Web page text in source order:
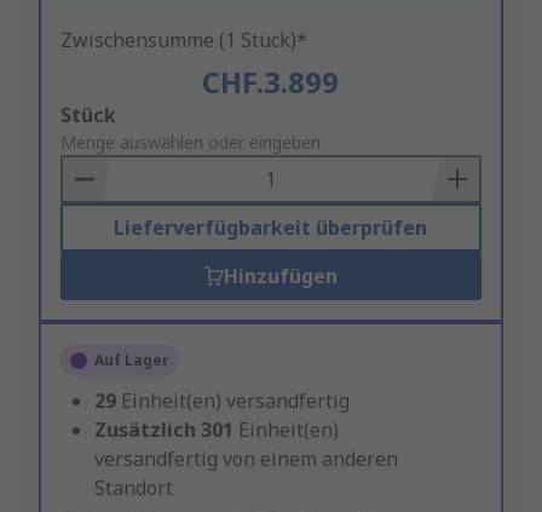
Zwischensumme (1 Stück)*
CHF.3.899
Add
to
Basket
Stück
Menge auswählen oder eingeben
Lieferverfügbarkeit überprüfen
Hinzufügen
Auf Lager
29 Einheit(en) versandfertig
Zusätzlich 301 Einheit(en)
versandfertig von einem anderen
Standort